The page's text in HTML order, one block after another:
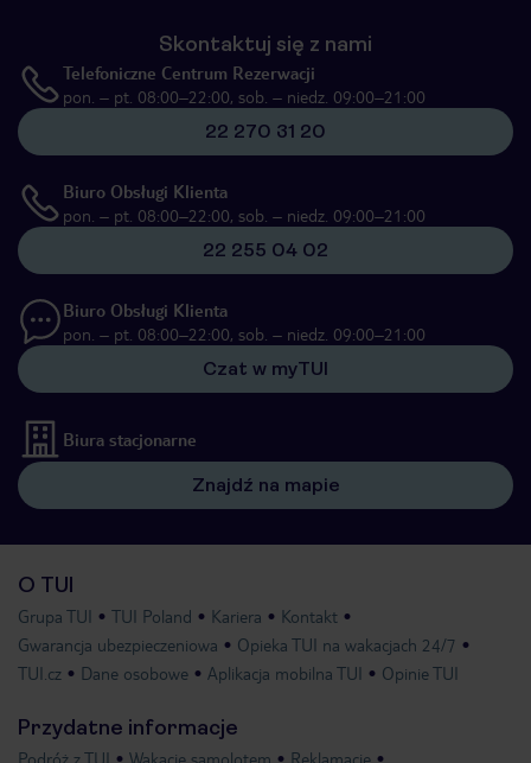
Skontaktuj się z nami
Telefoniczne Centrum Rezerwacji
pon. – pt. 08:00–22:00, sob. – niedz. 09:00–21:00
22 270 31 20
Biuro Obsługi Klienta
pon. – pt. 08:00–22:00, sob. – niedz. 09:00–21:00
22 255 04 02
Biuro Obsługi Klienta
pon. – pt. 08:00–22:00, sob. – niedz. 09:00–21:00
Czat w myTUI
Biura stacjonarne
Znajdź na mapie
O TUI
Grupa TUI TUI Poland Kariera
Kontakt
Gwarancja ubezpieczeniowa
Opieka TUI na wakacjach 24/7
TUI.cz
Dane osobowe Aplikacja mobilna TUI Opinie TUI
Przydatne informacje
Podróż z TUI Wakacje samolotem Reklamacje